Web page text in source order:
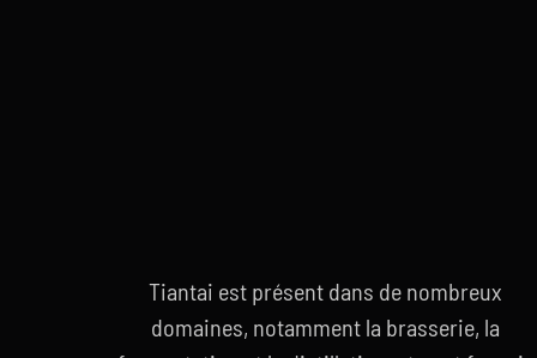
Tiantai est présent dans de nombreux
domaines, notamment la brasserie, la